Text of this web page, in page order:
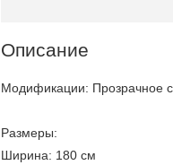
Описание
Модификации: Прозрачное
Размеры:
Ширина: 180 см